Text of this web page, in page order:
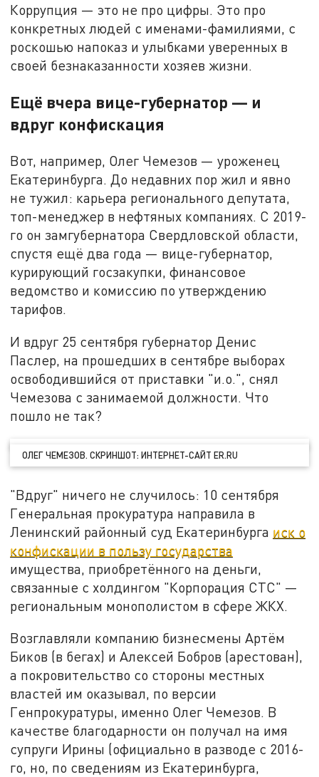
Коррупция — это не про цифры. Это про
конкретных людей с именами-фамилиями, с
роскошью напоказ и улыбками уверенных в
своей безнаказанности хозяев жизни.
Ещё вчера вице-губернатор — и
вдруг конфискация
Вот, например, Олег Чемезов — уроженец
Екатеринбурга. До недавних пор жил и явно
не тужил: карьера регионального депутата,
топ-менеджер в нефтяных компаниях. С 2019-
го он замгубернатора Свердловской области,
спустя ещё два года — вице-губернатор,
курирующий госзакупки, финансовое
ведомство и комиссию по утверждению
тарифов.
И вдруг 25 сентября губернатор Денис
Паслер, на прошедших в сентябре выборах
освободившийся от приставки "и.о.", снял
Чемезова с занимаемой должности. Что
пошло не так?
ОЛЕГ ЧЕМЕЗОВ. СКРИНШОТ: ИНТЕРНЕТ-САЙТ ER.RU
"Вдруг" ничего не случилось: 10 сентября
Генеральная прокуратура направила в
Ленинский районный суд Екатеринбурга иск о
конфискации в пользу государства
имущества, приобретённого на деньги,
связанные с холдингом "Корпорация СТС" —
региональным монополистом в сфере ЖКХ.
Возглавляли компанию бизнесмены Артём
Биков (в бегах) и Алексей Бобров (арестован),
а покровительство со стороны местных
властей им оказывал, по версии
Генпрокуратуры, именно Олег Чемезов. В
качестве благодарности он получал на имя
супруги Ирины (официально в разводе с 2016-
го, но, по сведениям из Екатеринбурга,